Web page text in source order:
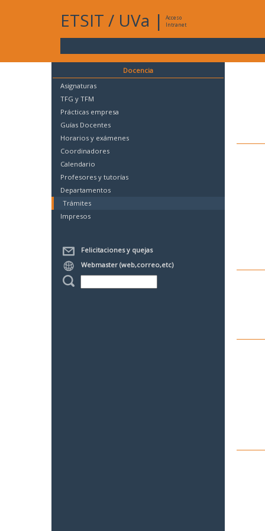
ETSIT / UVa |
Acceso
Intranet
Docencia
Asignaturas
TFG y TFM
Prácticas empresa
Guías Docentes
Horarios y exámenes
Coordinadores
Calendario
Profesores y tutorías
Departamentos
Trámites
Impresos
Felicitaciones y quejas
Webmaster (web,correo,etc)